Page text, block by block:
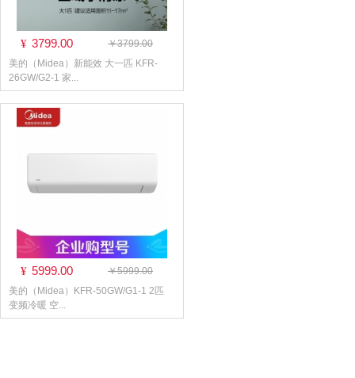
¥ 3799.00
￥3799.00
美的（Midea）新能效 大一匹 KFR-
26GW/G2-1 家...
¥ 5999.00
￥5999.00
美的（Midea）KFR-50GW/G1-1 2匹
变频冷暖 空...